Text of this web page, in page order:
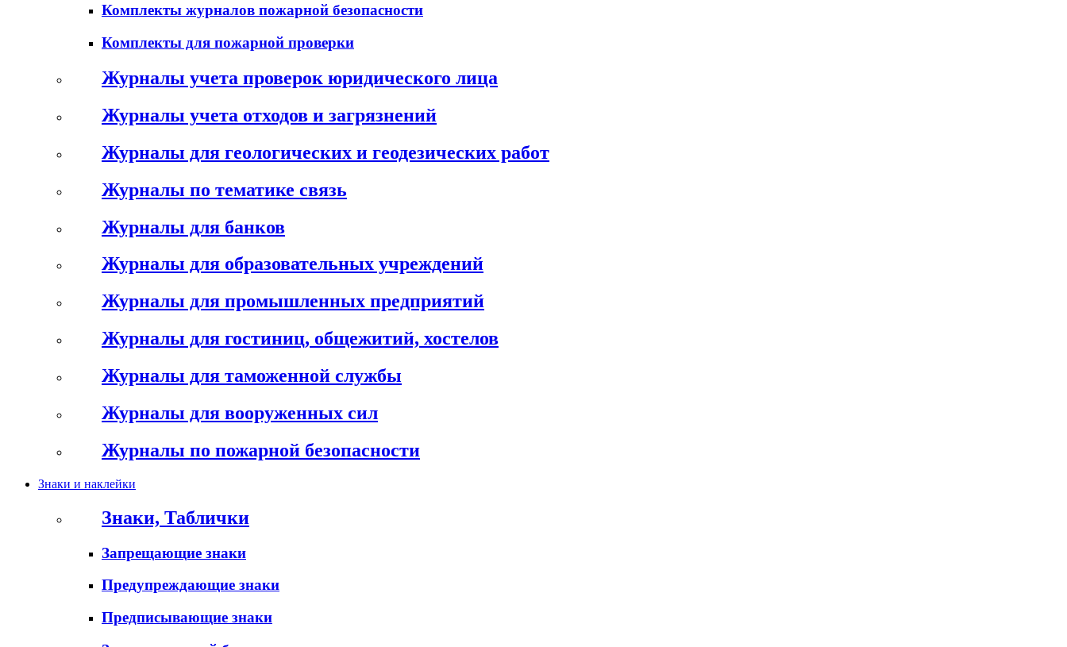
Комплекты журналов пожарной безопасности
Комплекты для пожарной проверки
Журналы учета проверок юридического лица
Журналы учета отходов и загрязнений
Журналы для геологических и геодезических работ
Журналы по тематике связь
Журналы для банков
Журналы для образовательных учреждений
Журналы для промышленных предприятий
Журналы для гостиниц, общежитий, хостелов
Журналы для таможенной службы
Журналы для вооруженных сил
Журналы по пожарной безопасности
Знаки и наклейки
Знаки, Таблички
Запрещающие знаки
Предупреждающие знаки
Предписывающие знаки